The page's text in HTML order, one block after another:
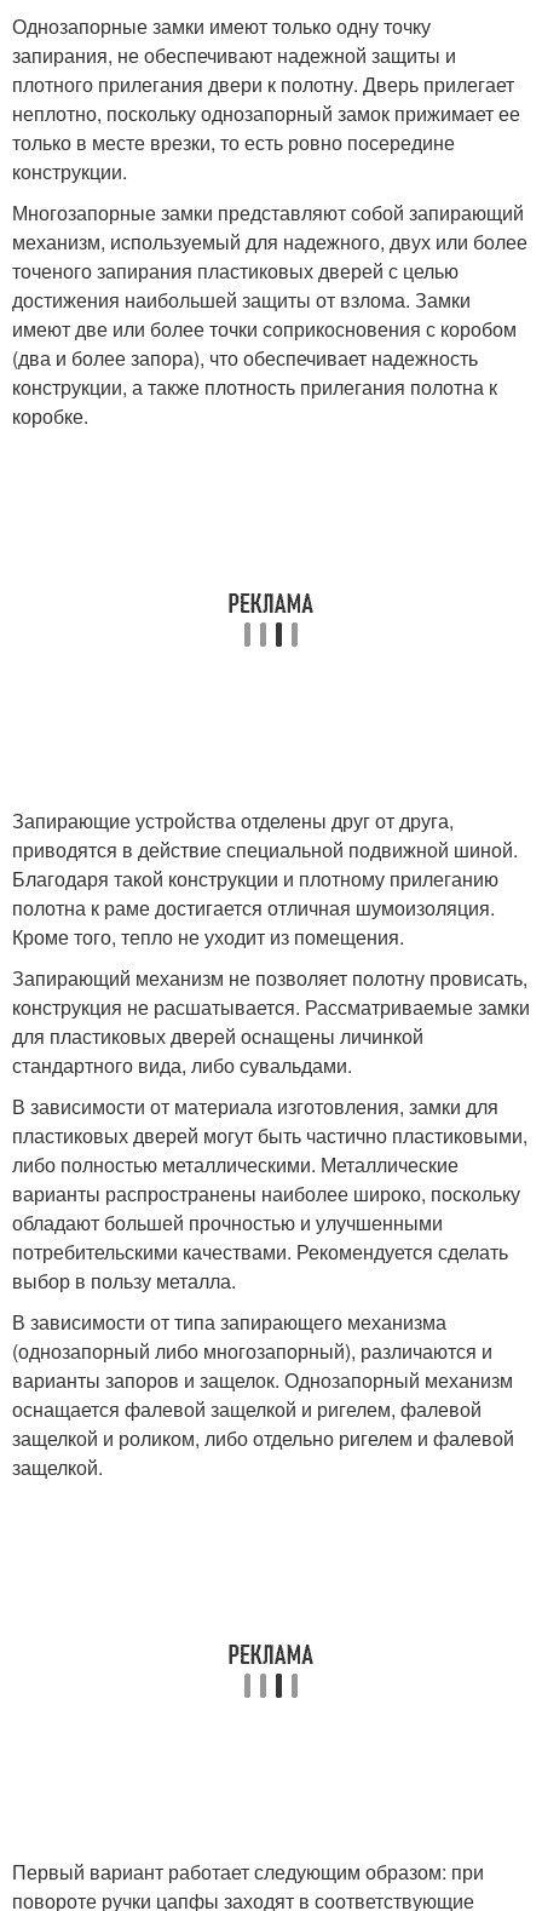
Однозапорные замки имеют только одну точку
запирания, не обеспечивают надежной защиты и
плотного прилегания двери к полотну. Дверь прилегает
неплотно, поскольку однозапорный замок прижимает ее
только в месте врезки, то есть ровно посередине
конструкции.
Многозапорные замки представляют собой запирающий
механизм, используемый для надежного, двух или более
точеного запирания пластиковых дверей с целью
достижения наибольшей защиты от взлома. Замки
имеют две или более точки соприкосновения с коробом
(два и более запора), что обеспечивает надежность
конструкции, а также плотность прилегания полотна к
коробке.
Запирающие устройства отделены друг от друга,
приводятся в действие специальной подвижной шиной.
Благодаря такой конструкции и плотному прилеганию
полотна к раме достигается отличная шумоизоляция.
Кроме того, тепло не уходит из помещения.
Запирающий механизм не позволяет полотну провисать,
конструкция не расшатывается. Рассматриваемые замки
для пластиковых дверей оснащены личинкой
стандартного вида, либо сувальдами.
В зависимости от материала изготовления, замки для
пластиковых дверей могут быть частично пластиковыми,
либо полностью металлическими. Металлические
варианты распространены наиболее широко, поскольку
обладают большей прочностью и улучшенными
потребительскими качествами. Рекомендуется сделать
выбор в пользу металла.
В зависимости от типа запирающего механизма
(однозапорный либо многозапорный), различаются и
варианты запоров и защелок. Однозапорный механизм
оснащается фалевой защелкой и ригелем, фалевой
защелкой и роликом, либо отдельно ригелем и фалевой
защелкой.
Первый вариант работает следующим образом: при
повороте ручки цапфы заходят в соответствующие